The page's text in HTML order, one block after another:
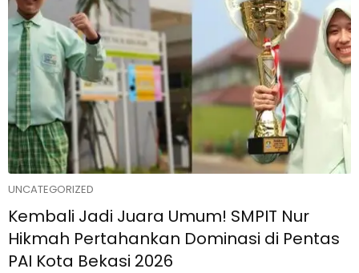
UNCATEGORIZED
Kembali Jadi Juara Umum! SMPIT Nur
Hikmah Pertahankan Dominasi di Pentas
PAI Kota Bekasi 2026